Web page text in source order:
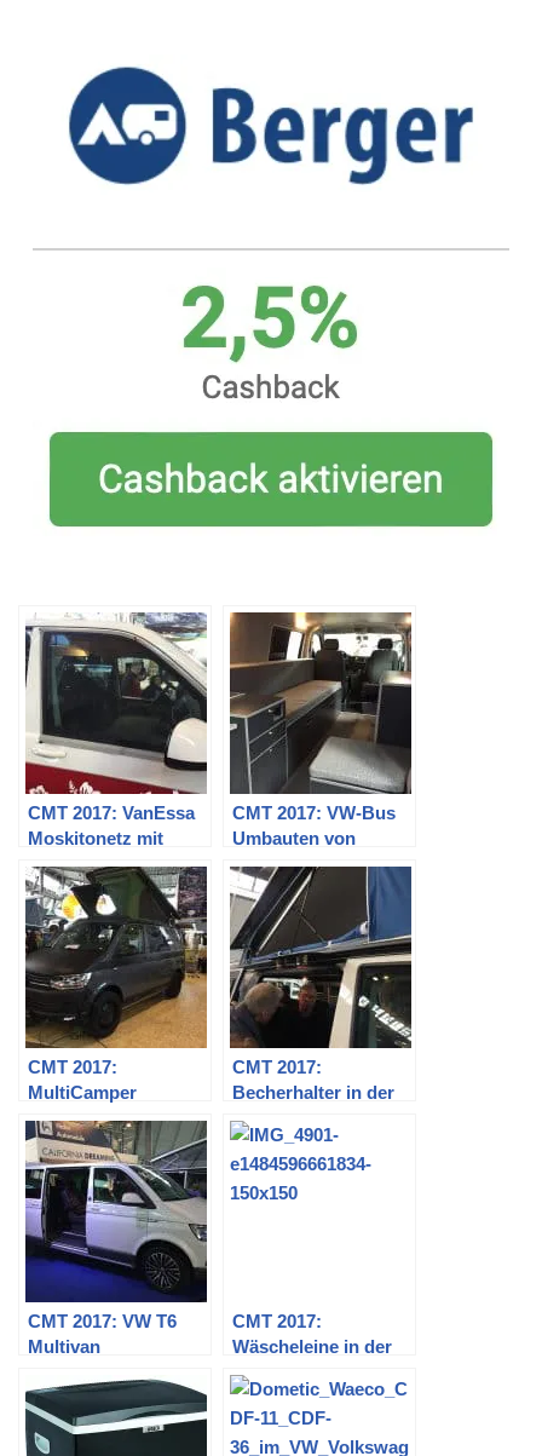
CMT 2017: VanEssa
Moskitonetz mit
Magnetbefestigung
T5, T6 und alle
anderen
CMT 2017: VW-Bus
Umbauten von
EasyCamper
CMT 2017:
MultiCamper
Adventure (und
andere)
CMT 2017:
Becherhalter in der
Kederleiste (Top-Rail,
Multirail)
CMT 2017: VW T6
Multivan
CMT 2017:
Wäscheleine in der
Top-Rail eines T6
California Ocean
Blue